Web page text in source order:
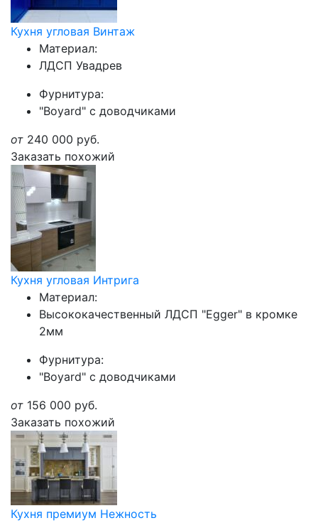
Кухня угловая Винтаж
Материал:
ЛДСП Увадрев
Фурнитура:
"Boyard" с доводчиками
от 240 000 руб.
Заказать похожий
Кухня угловая Интрига
Материал:
Высококачественный ЛДСП "Egger" в кромке
2мм
Фурнитура:
"Boyard" с доводчиками
от 156 000 руб.
Заказать похожий
Кухня премиум Нежность